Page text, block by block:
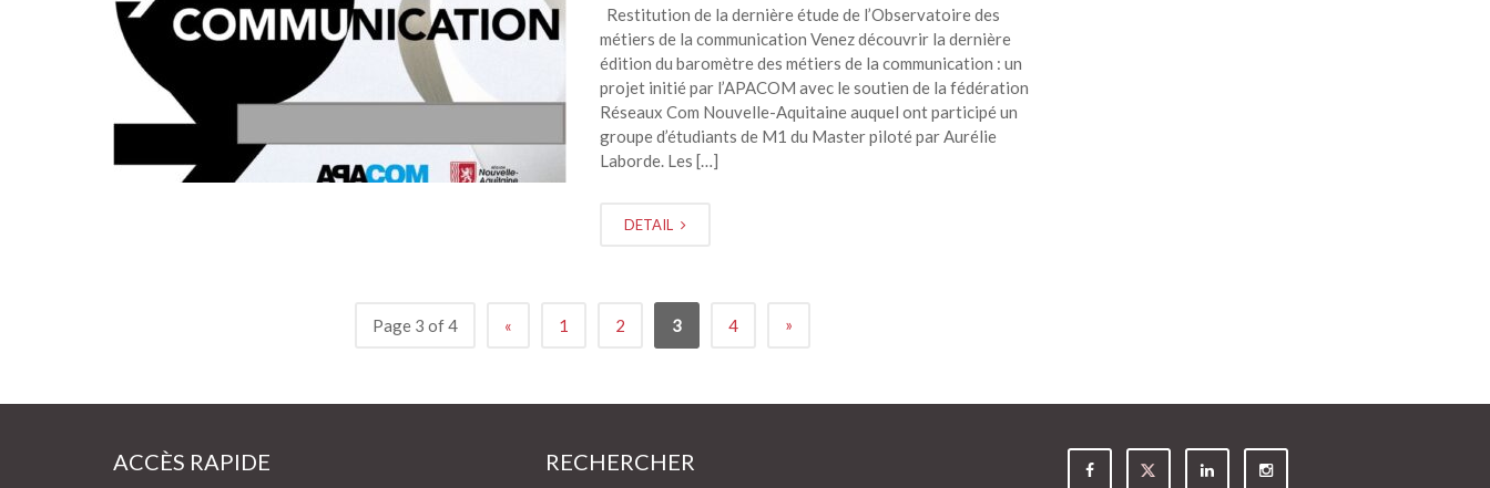
Restitution de la dernière étude de l’Observatoire des
métiers de la communication Venez découvrir la dernière
édition du baromètre des métiers de la communication : un
projet initié par l’APACOM avec le soutien de la fédération
Réseaux Com Nouvelle-Aquitaine auquel ont participé un
groupe d’étudiants de M1 du Master piloté par Aurélie
Laborde. Les […]
DETAIL
Page 3 of 4 « 1 2 3 4 »
ACCÈS RAPIDE RECHERCHER